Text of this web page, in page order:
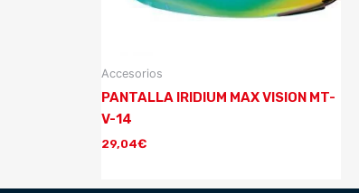
Accesorios
PANTALLA IRIDIUM MAX VISION MT-
V-14
29,04€